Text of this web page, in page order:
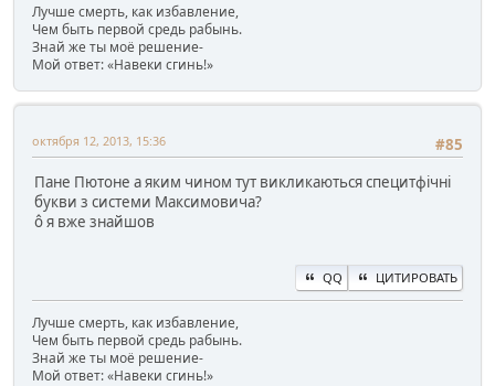
Лучше смерть, как избавление,
Чем быть первой средь рабынь.
Знай же ты моё решение-
Мой ответ: «Навеки сгинь!»
#85
октября 12, 2013, 15:36
Пане Пютоне а яким чином тут викликаються специтфічні
букви з системи Максимовича?
ô я вже знайшов
QQ ЦИТИРОВАТЬ
Лучше смерть, как избавление,
Чем быть первой средь рабынь.
Знай же ты моё решение-
Мой ответ: «Навеки сгинь!»